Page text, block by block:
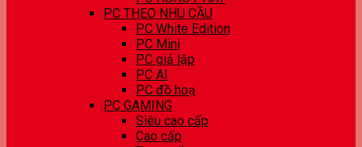
PC THEO NHU CẦU
PC White Edition
PC Mini
PC giả lập
PC AI
PC đồ hoạ
PC GAMING
Siêu cao cấp
Cao cấp